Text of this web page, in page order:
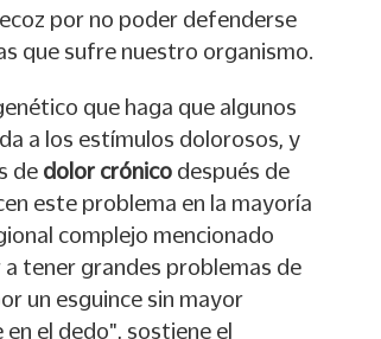
por no poder defenderse
que sufre nuestro organismo.
que haga que algunos
a los estímulos dolorosos, y
de dolor crónico después de
este problema en la mayoría
complejo mencionado
tener grandes problemas de
un esguince sin mayor
el dedo", sostiene el